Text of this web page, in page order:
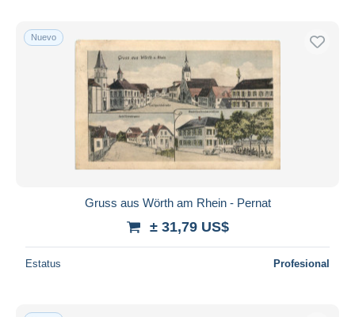
Nuevo
Gruss aus Wörth am Rhein - Pernat
± 31,79 US$
Estatus Profesional